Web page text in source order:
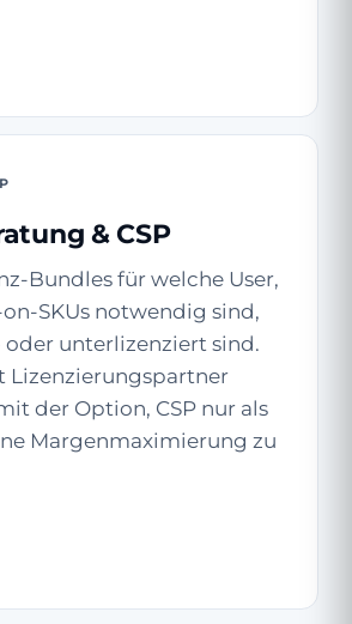
& CSP
Bundles für welche User,
SKUs notwendig sind,
oder unterlizenziert sind.
Lizenzierungspartner
der Option, CSP nur als
Margenmaximierung zu